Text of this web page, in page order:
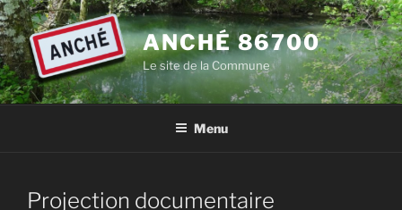
Aller
au
contenu
principal
ANCHÉ 86700
Le site de la Commune
Menu
Projection documentaire